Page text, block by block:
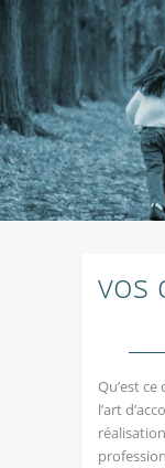
vos
Qu’est
l’art